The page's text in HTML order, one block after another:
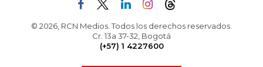
© 2026, RCN Medios. Todos los derechos reservados.
Cr. 13a 37-32, Bogotá
(+57) 1 4227600